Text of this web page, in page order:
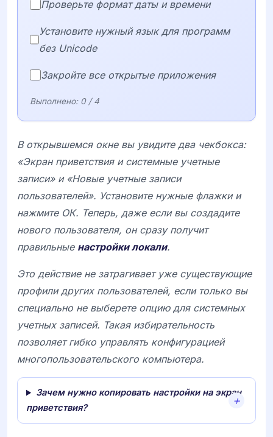
Проверьте формат даты и времени
Установите нужный язык для программ
без Unicode
Закройте все открытые приложения
Выполнено: 0/ 4
В открывшемся окне вы увидите два чекбокса:
«Экран приветствия и системные учетные
записи» и «Новые учетные записи
пользователей». Установите нужные флажки и
нажмите ОК. Теперь, даже если вы создадите
нового пользователя, он сразу получит
правильные настройки локали.
Это действие не затрагивает уже существующие
профили других пользователей, если только вы
специально не выберете опцию для системных
учетных записей. Такая избирательность
позволяет гибко управлять конфигурацией
многопользовательского компьютера.
Зачем нужно копировать настройки на экран
приветствия?